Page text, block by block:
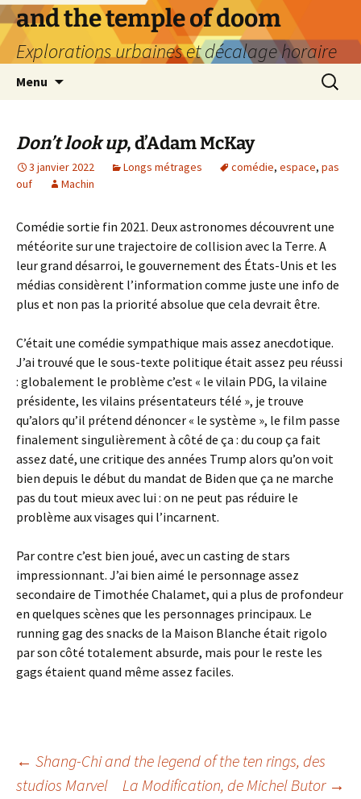
Aller
au
contenu
and the temple of doom
Explorations urbaines et décalage horaire
Menu
Don’t look up, d’Adam McKay
3 janvier 2022 Longs métrages comédie, espace, pas
ouf
Machin
Comédie sortie fin 2021. Deux astronomes découvrent une
météorite sur une trajectoire de collision avec la Terre. A
leur grand désarroi, le gouvernement des États-Unis et les
médias considèrent l’information comme juste une info de
plus et non pas la priorité absolue que cela devrait être.
C’était une comédie sympathique mais assez anecdotique.
J’ai trouvé que le sous-texte politique était assez peu réussi
: globalement le problème c’est « le vilain PDG, la vilaine
présidente, les vilains présentateurs télé », je trouve
qu’alors qu’il prétend dénoncer « le système », le film passe
finalement singulièrement à côté de ça : du coup ça fait
assez daté, une critique des années Trump alors qu’on voit
bien depuis le début du mandat de Biden que ça ne marche
pas du tout mieux avec lui : on ne peut pas réduire le
problème aux visages qui l’incarnent.
Par contre c’est bien joué, avec un casting de stars
impressionnant. J’ai bien aimé le personnage assez
secondaire de Timothée Chalamet, qui a plus de profondeur
en quelques scènes que les personnages principaux. Le
running gag des snacks de la Maison Blanche était rigolo
par son côté totalement absurde, mais pour le reste les
gags étaient quand même assez faciles.
Navigation
← Shang-Chi and the legend of the ten rings, des
studios Marvel
La Modification, de Michel Butor →